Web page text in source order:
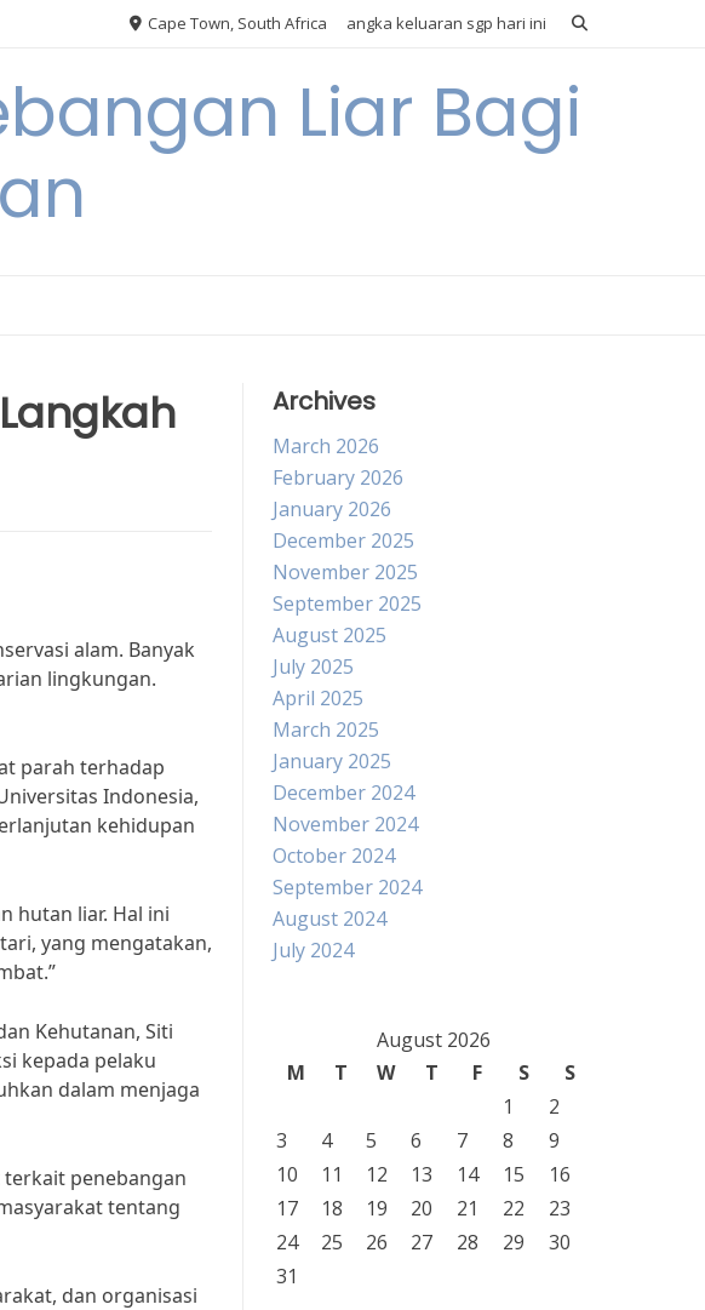
Cape Town, South Africa angka keluaran sgp hari ini
Liar Bagi
alam. Banyak
lingkungan.
parah terhadap
Indonesia,
kehidupan
hutan liar. Hal ini
yang mengatakan,
Kehutanan, Siti
kepada pelaku
dalam menjaga
penebangan
tentang
dan organisasi
Archives
March 2026
February 2026
January 2026
December 2025
November 2025
September 2025
August 2025
July 2025
April 2025
March 2025
January 2025
December 2024
November 2024
October 2024
September 2024
August 2024
July 2024
August 2026
M
T W T F S
S
1
2
3
4 5 6 7 8
9
10
11 12 13 14 15
16
17
18 19 20 21 22
23
24
25 26 27 28 29
30
31